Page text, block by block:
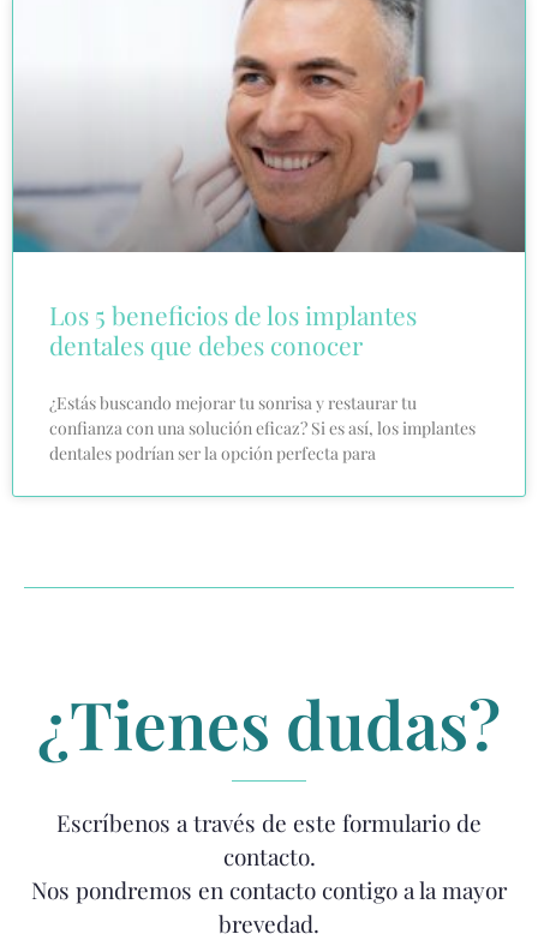
Los 5 beneficios de los implantes
dentales que debes conocer
¿Estás buscando mejorar tu sonrisa y restaurar tu
confianza con una solución eficaz? Si es así, los implantes
dentales podrían ser la opción perfecta para
¿Tienes dudas?
Escríbenos a través de este formulario de
contacto.
Nos pondremos en contacto contigo a la mayor
brevedad.